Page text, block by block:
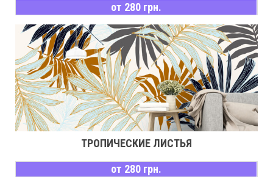
от 280 грн.
ТРОПИЧЕСКИЕ ЛИСТЬЯ
от 280 грн.